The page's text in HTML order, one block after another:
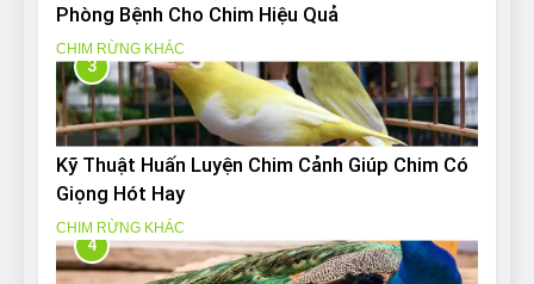
Phòng Bệnh Cho Chim Hiệu Quả
CHIM RỪNG KHÁC
3
Kỹ Thuật Huấn Luyện Chim Cảnh Giúp Chim Có
Giọng Hót Hay
CHIM RỪNG KHÁC
4